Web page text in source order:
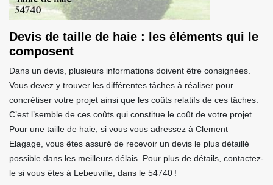
Devis de taille de haie : les éléments qui le
composent
Dans un devis, plusieurs informations doivent être consignées.
Vous devez y trouver les différentes tâches à réaliser pour
concrétiser votre projet ainsi que les coûts relatifs de ces tâches.
C’est l’semble de ces coûts qui constitue le coût de votre projet.
Pour une taille de haie, si vous vous adressez à Clement
Elagage, vous êtes assuré de recevoir un devis le plus détaillé
possible dans les meilleurs délais. Pour plus de détails, contactez-
le si vous êtes à Lebeuville, dans le 54740 !